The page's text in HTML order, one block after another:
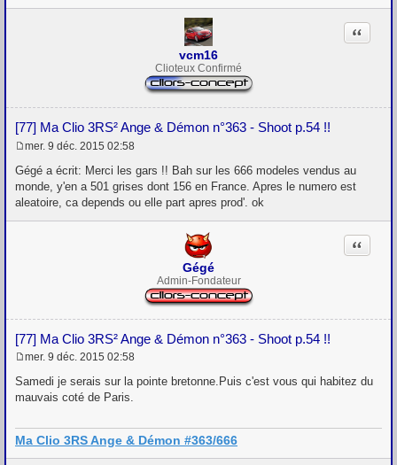
vcm16
Clioteux Confirmé
[77] Ma Clio 3RS² Ange & Démon n°363 - Shoot p.54 !!
Citation
e
s
a
mer. 9 déc. 2015 02:58
Gégé a écrit: Merci les gars !! Bah sur les 666 modeles vendus au
monde, y'en a 501 grises dont 156 en France. Apres le numero est
aleatoire, ca depends ou elle part apres prod'. ok
Gégé
Admin-Fondateur
[77] Ma Clio 3RS² Ange & Démon n°363 - Shoot p.54 !!
Citation
e
s
g
e
mer. 9 déc. 2015 02:58
Samedi je serais sur la pointe bretonne.Puis c'est vous qui habitez du
mauvais coté de Paris.
Ma Clio 3RS Ange & Démon #363/666